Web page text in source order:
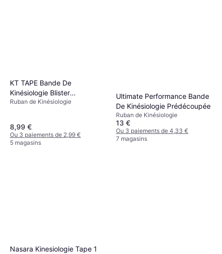
KT TAPE Bande De
Kinésiologie Blister
Prevention 30 x 9 cm Beige
Ruban de Kinésiologie
8,99 €
Ou 3 paiements de 2,99 €
5 magasins
Ultimate Performance Bande
De Kinésiologie Prédécoupée
Ruban de Kinésiologie
13 €
Ou 3 paiements de 4,33 €
7 magasins
Nasara Kinesiologie Tape 1